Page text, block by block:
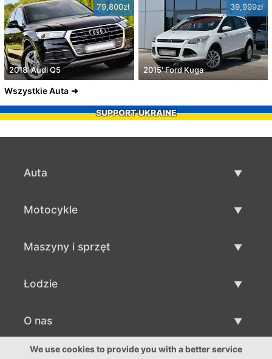
79,800zł
2018' Audi Q5
39,999zł
2015' Ford Kuga
Wszystkie Auta
SUPPORT UKRAINE
Auta
Motocykle
Maszyny i sprzęt
Łodzie
Sprzedaż łodzi
O nas
O nas
We use cookies to provide you with a better service